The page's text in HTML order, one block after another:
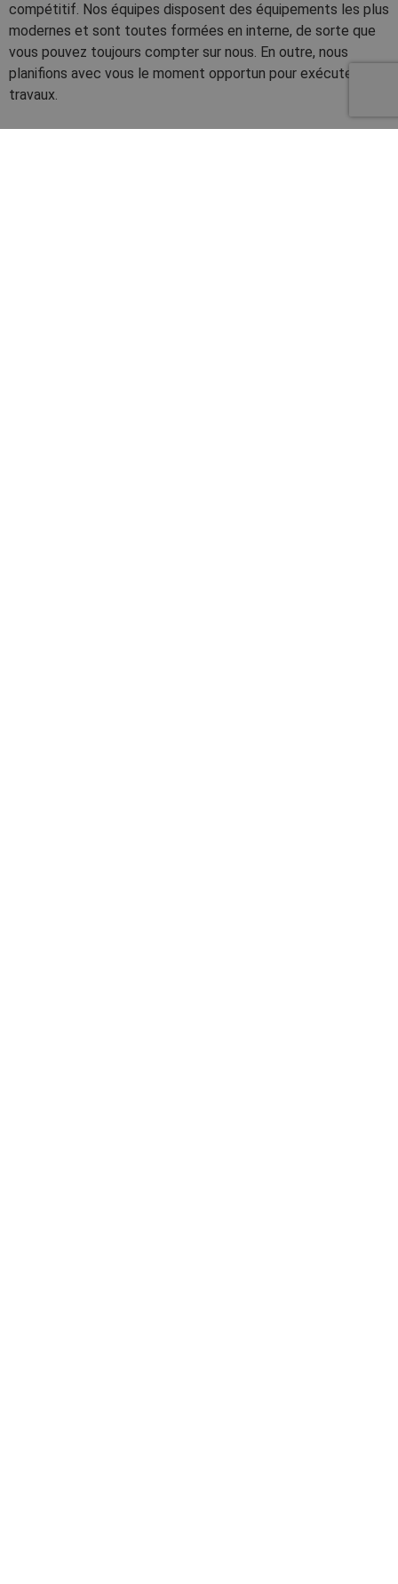
compétitif. Nos équipes disposent des équipements les plus
modernes et sont toutes formées en interne, de sorte que
vous pouvez toujours compter sur nous. En outre, nous
planifions avec vous le moment opportun pour exécuter les
travaux.